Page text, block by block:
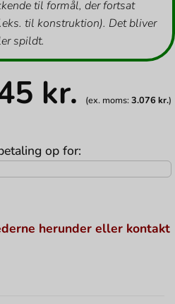
til formål, der fortsat
til konstruktion). Det bliver
spildt.
kr. (ex. moms:3.076 kr.)
op for:
herunder eller kontakt